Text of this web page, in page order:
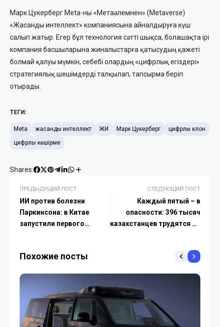
Марк Цукерберг Meta-ны «Метаәлемнен» (Metaverse)
«Жасанды интеллект» компаниясына айналдыруға күш
салып жатыр. Егер бұл технология сәтті шықса, болашақта ірі
компания басшыларына жиналыстарға қатысудың қажеті
болмай қалуы мүмкін, себебі олардың «цифрлық егіздері»
стратегиялық шешімдерді талқылап, тапсырма беріп
отырады.
ТЕГИ:
Meta жасанды интеллект ЖИ Марк Цукерберг
цифрлық клон
цифрлық көшірме
Shares:
ПРЕДЫДУЩИЙ ПОСТ
ИИ против болезни
Паркинсона: в Китае
запустили первого
СЛЕДУЮЩИЙ ПОСТ
Каждый пятый – в
опасности: 396 тысяч
казахстанцев трудятся во
Похожие посты